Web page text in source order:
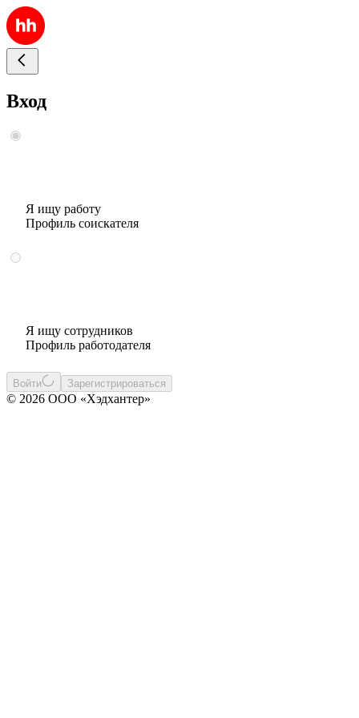
Вход
Я ищу работу
Профиль соискателя
Я ищу сотрудников
Профиль работодателя
Войти Зарегистрироваться
© 2026 ООО «Хэдхантер»